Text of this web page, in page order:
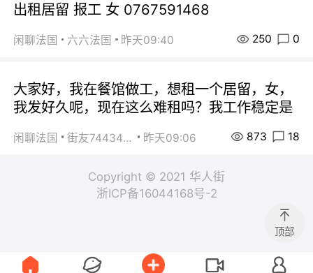
出租居留 报工 女 0767591468
闲聊法国 六六法国 昨天09:40 250 0
大家好，我在餐馆做工，想租一个居留，女，
我发好久呢，现在这么难租吗？我工作稳定是
闲聊法国 街友74434350 昨天09:06 873 18
Copyright © 2021 华人街
浙ICP备16044168号-2
顶部